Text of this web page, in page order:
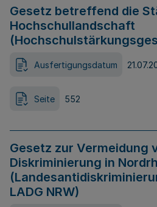
Gesetz betreffend die
Hochschullandschaft
Ausfertigungsdatum
Seite 552
Gesetz zur Vermeidung
Diskriminierung in
LADG NRW)